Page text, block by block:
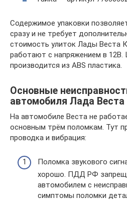
Содержимое упаковки
сразу и не требует
стоимость улиток Лады Веста
работают с напряжением в
производится из ABS пластика.
Основные
автомобиля Лада Веста
На автомобиле Веста не
основным трём поломкам. Тут
проводка и вибрация:
Поломка звукового
хорошо. ПДД РФ
автомобилем с
симптомы поломки